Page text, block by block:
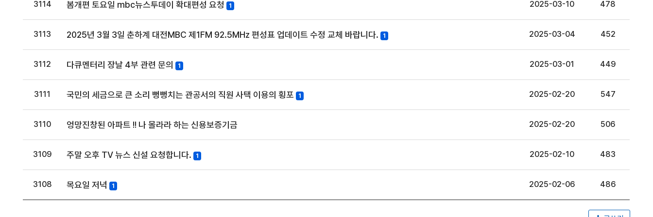
3114 봄개편 토요일 mbc뉴스투데이 확대편성 요청 1 2025-03-10 478
3113 2025년 3월 3일 춘하계 대전MBC 제1FM 92.5MHz 편성표 업데이트 수정 교체 바랍니다. 1 2025-03-04 452
3112 다큐멘터리 장날 4부 관련 문의 1 2025-03-01 449
3111 국민의 세금으로 큰 소리 뻥뻥치는 관공서의 직원 사택 이용의 횡포 1 2025-02-20 547
3110 엉망진창된 아파트 !! 나 몰라라 하는 신용보증기금 2025-02-20 506
3109 주말 오후 TV 뉴스 신설 요청합니다. 1 2025-02-10 483
3108 목요일 저녁 1 2025-02-06 486